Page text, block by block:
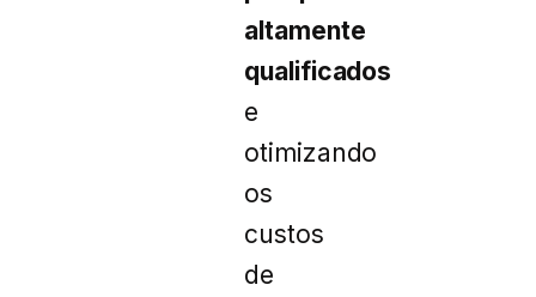
altamente
qualificados
e
otimizando
os
custos
de